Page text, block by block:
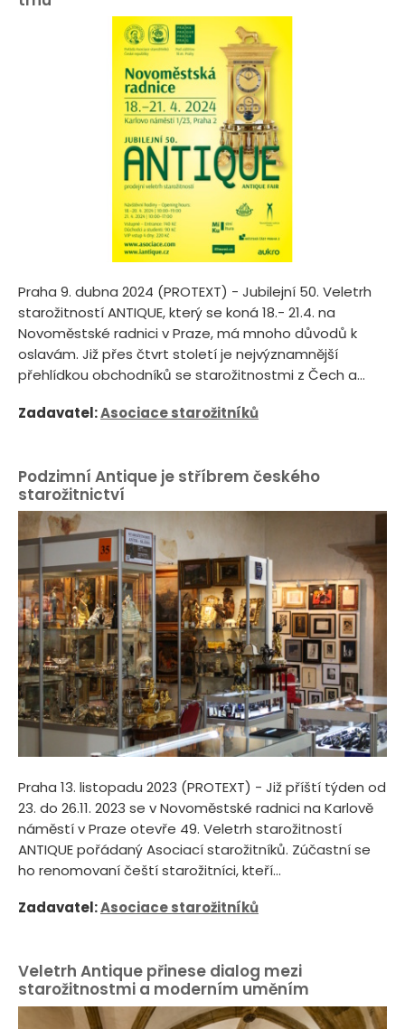
Praha 9. dubna 2024 (PROTEXT) - Jubilejní 50. Veletrh
starožitností ANTIQUE, který se koná 18.- 21.4. na
Novoměstské radnici v Praze, má mnoho důvodů k
oslavám. Již přes čtvrt století je nejvýznamnější
přehlídkou obchodníků se starožitnostmi z Čech a...
Zadavatel:Asociace starožitníků
Podzimní Antique je stříbrem českého
starožitnictví
Praha 13. listopadu 2023 (PROTEXT) - Již příští týden od
23. do 26.11. 2023 se v Novoměstské radnici na Karlově
náměstí v Praze otevře 49. Veletrh starožitností
ANTIQUE pořádaný Asociací starožitníků. Zúčastní se
ho renomovaní čeští starožitníci, kteří...
Zadavatel:Asociace starožitníků
Veletrh Antique přinese dialog mezi
starožitnostmi a moderním uměním